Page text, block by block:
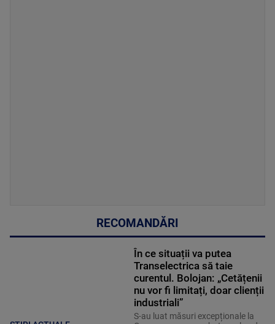
RECOMANDĂRI
În ce situații va putea
Transelectrica să taie
curentul. Bolojan: „Cetățenii
nu vor fi limitați, doar clienții
industriali”
S-au luat măsuri excepționale la